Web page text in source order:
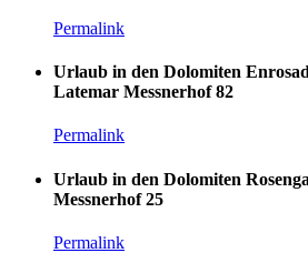
Permalink
Urlaub in den Dolomiten
Latemar Messnerhof 82
Permalink
Urlaub in den Dolomiten
Messnerhof 25
Permalink